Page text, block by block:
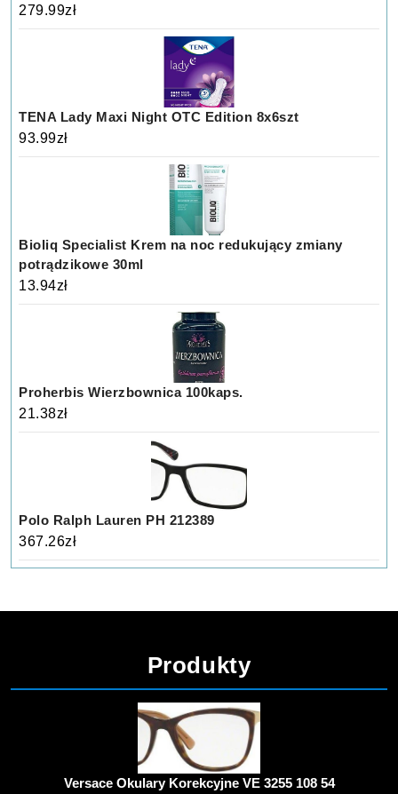
279.99zł
TENA Lady Maxi Night OTC Edition 8x6szt
93.99zł
Bioliq Specialist Krem na noc redukujący zmiany
potrądzikowe 30ml
13.94zł
Proherbis Wierzbownica 100kaps.
21.38zł
Polo Ralph Lauren PH 212389
367.26zł
Produkty
Versace Okulary Korekcyjne VE 3255 108 54